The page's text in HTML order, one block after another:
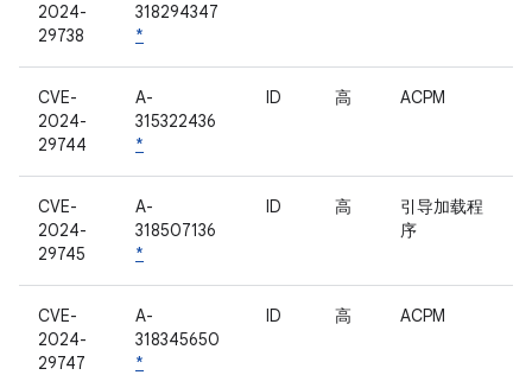
2024-
29738
318294347
*
CVE-
2024-
29744
A-
315322436
*
ID 高 ACPM
CVE-
2024-
29745
A-
318507136
*
ID 高
引导加载程
序
CVE-
2024-
29747
A-
318345650
*
ID 高 ACPM